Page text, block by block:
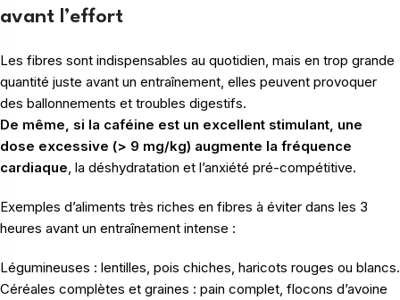
avant l’effort
Les fibres sont indispensables au quotidien, mais en trop grande
quantité juste avant un entraînement, elles peuvent provoquer
des ballonnements et troubles digestifs.
De même, si la caféine est un excellent stimulant, une
dose excessive (> 9 mg/kg) augmente la fréquence
cardiaque , la déshydratation et l’anxiété pré-compétitive.
Exemples d’aliments très riches en fibres à éviter dans les 3
heures avant un entraînement intense :
Légumineuses : lentilles, pois chiches, haricots rouges ou blancs.
Céréales complètes et graines : pain complet, flocons d’avoine